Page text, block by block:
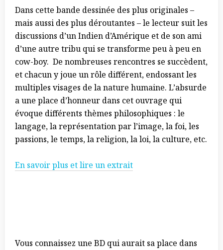
Dans cette bande dessinée des plus originales –
mais aussi des plus déroutantes – le lecteur suit les
discussions d’un Indien d’Amérique et de son ami
d’une autre tribu qui se transforme peu à peu en
cow-boy. De nombreuses rencontres se succèdent,
et chacun y joue un rôle différent, endossant les
multiples visages de la nature humaine. L’absurde
a une place d’honneur dans cet ouvrage qui
évoque différents thèmes philosophiques : le
langage, la représentation par l’image, la foi, les
passions, le temps, la religion, la loi, la culture, etc.
En savoir plus et lire un extrait
Vous connaissez une BD qui aurait sa place dans